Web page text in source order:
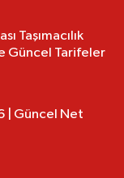
Taşımacılık
Güncel Tarifeler
| Güncel Net